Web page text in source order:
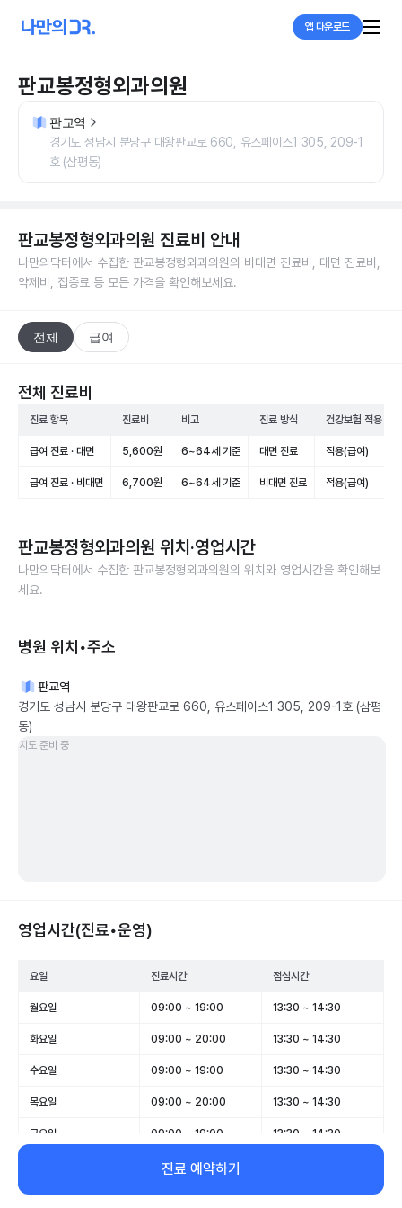
앱 다운로드
판교봉정형외과의원
판교역
경기도 성남시 분당구 대왕판교로 660, 유스페이스1 305, 209-1
호 (삼평동)
판교봉정형외과의원 진료비 안내
나만의닥터에서 수집한 판교봉정형외과의원의 비대면 진료비, 대면 진료비,
약제비, 접종료 등 모든 가격을 확인해보세요.
전체 급여
전체 진료비
진료 항목 진료비 비고 진료 방식 건강보험 적용
급여 진료 · 대면 5,600원 6~64세 기준 대면 진료 적용(급여)
급여 진료 · 비대면 6,700원 6~64세 기준 비대면 진료 적용(급여)
판교봉정형외과의원 위치·영업시간
나만의닥터에서 수집한 판교봉정형외과의원의 위치와 영업시간을 확인해보
세요.
병원 위치•주소
판교역
경기도 성남시 분당구 대왕판교로 660, 유스페이스1 305, 209-1호 (삼평
동)
지도 준비 중
영업시간(진료•운영)
요일 진료시간 점심시간
월요일 09:00 ~ 19:00 13:30 ~ 14:30
화요일 09:00 ~ 20:00 13:30 ~ 14:30
수요일 09:00 ~ 19:00 13:30 ~ 14:30
목요일 09:00 ~ 20:00 13:30 ~ 14:30
금요일 09:00 ~ 19:00 13:30 ~ 14:30
휴무
일요일 휴무 -
진료 예약하기